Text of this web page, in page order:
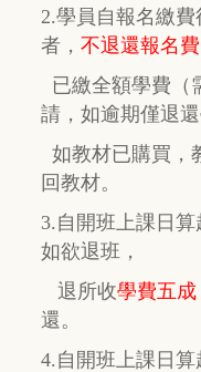
2.學員自報名繳
者， 不退還報名費
已繳全額學費
請，如逾期僅退
如教材已購買，
回教材。
3.自開班上課日算
如欲退班，
退所收學費五成
還。
4.自開班上課日算